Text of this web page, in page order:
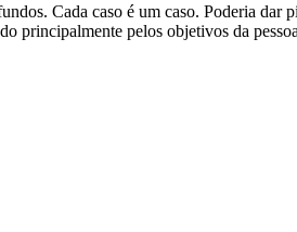
Cada caso é um caso. Poderia
principalmente pelos objetivos da